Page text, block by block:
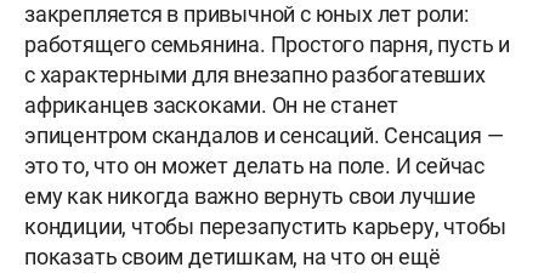
закрепляется в привычной с юных лет роли:
работящего семьянина. Простого парня, пусть и
с характерными для внезапно разбогатевших
африканцев заскоками. Он не станет
эпицентром скандалов и сенсаций. Сенсация —
это то, что он может делать на поле. И сейчас
ему как никогда важно вернуть свои лучшие
кондиции, чтобы перезапустить карьеру, чтобы
показать своим детишкам, на что он ещё